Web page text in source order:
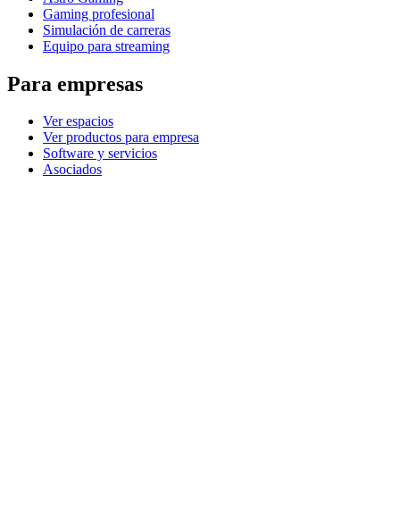
Gaming profesional
Simulación de carreras
Equipo para streaming
Para empresas
Ver espacios
Ver productos para empresa
Software y servicios
Asociados